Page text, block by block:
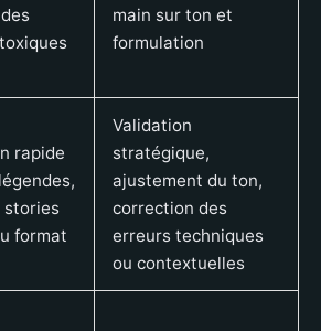
main sur ton et
formulation
rapide
stories
format
Validation
stratégique,
ajustement du ton,
correction des
erreurs techniques
ou contextuelles